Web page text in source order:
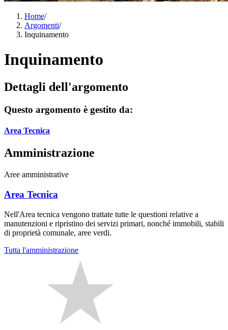
Home/
Argomenti/
Inquinamento
Inquinamento
Dettagli dell'argomento
Questo argomento è gestito da:
Area Tecnica
Amministrazione
Aree amministrative
Area Tecnica
Nell'Area tecnica vengono trattate tutte le questioni relative a
manutenzioni e ripristino dei servizi primari, nonché immobili, stabili
di proprietà comunale, aree verdi.
Tutta l'amministrazione